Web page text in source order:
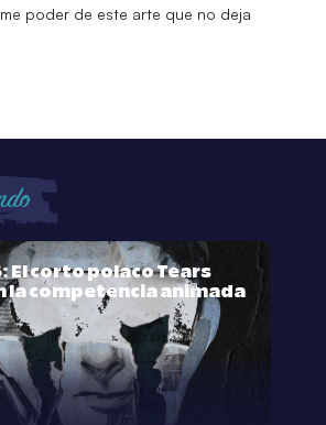
poder de este arte que no deja
El corto polaco Tears
la competencia animada